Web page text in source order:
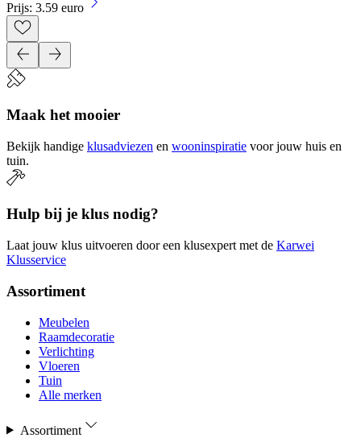
Prijs: 3.59 euro
Maak het mooier
Bekijk handige klusadviezen en wooninspiratie voor jouw huis en
tuin.
Hulp bij je klus nodig?
Laat jouw klus uitvoeren door een klusexpert met de Karwei
Klusservice
Assortiment
Meubelen
Raamdecoratie
Verlichting
Vloeren
Tuin
Alle merken
Assortiment